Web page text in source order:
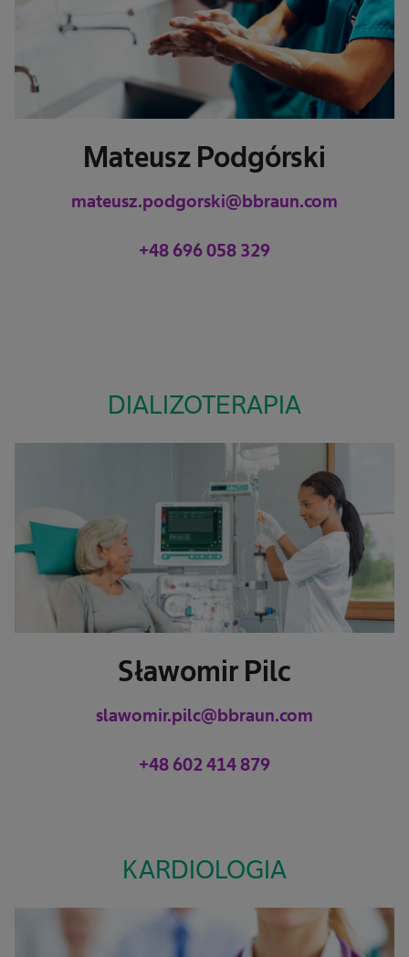
Mateusz Podgórski
mateusz.podgorski@bbraun.com
+48 696 058 329
DIALIZOTERAPIA
Sławomir Pilc
slawomir.pilc@bbraun.com
+48 602 414 879
KARDIOLOGIA